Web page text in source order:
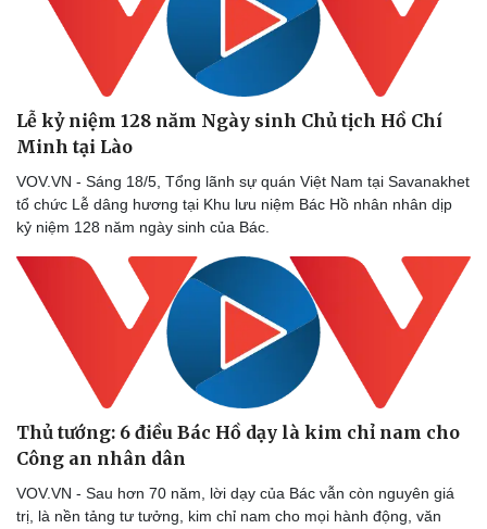
Kinh tế
Bất động sản
Khởi nghiệp
Thị trường
Giá vàng
Tiêu dùng
Chứng khoán
Lễ kỷ niệm 128 năm Ngày sinh Chủ tịch Hồ Chí
Minh tại Lào
VOV.VN - Sáng 18/5, Tổng lãnh sự quán Việt Nam tại Savanakhet
tổ chức Lễ dâng hương tại Khu lưu niệm Bác Hồ nhân nhân dịp
kỷ niệm 128 năm ngày sinh của Bác.
Thủ tướng: 6 điều Bác Hồ dạy là kim chỉ nam cho
Công an nhân dân
VOV.VN - Sau hơn 70 năm, lời dạy của Bác vẫn còn nguyên giá
trị, là nền tảng tư tưởng, kim chỉ nam cho mọi hành động, văn